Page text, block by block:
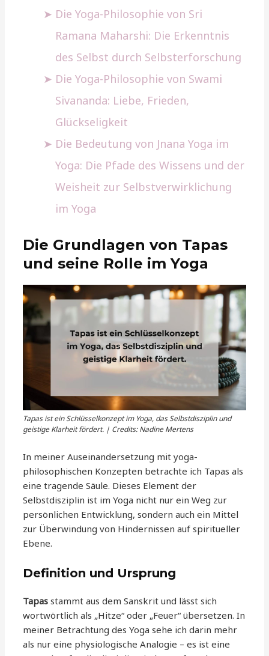
Die Yoga-Philosophie von Sri
Ramana Maharshi: Die Erkenntnis
des Selbst durch Selbsterforschung
Die Yoga-Philosophie von Swami
Sivananda: Liebe, Frieden,
Glückseligkeit
Die Bedeutung von Jnana Yoga im
Yoga: Die Pfade des Wissens und der
Weisheit zur Selbstverwirklichung
im Yoga
Die Grundlagen von Tapas
und seine Rolle im Yoga
Tapas ist ein Schlüsselkonzept im Yoga, das Selbstdisziplin und
geistige Klarheit fördert. | Credits: Nadine Mertens
In meiner Auseinandersetzung mit yoga-
philosophischen Konzepten betrachte ich Tapas als
eine tragende Säule. Dieses Element der
Selbstdisziplin ist im Yoga nicht nur ein Weg zur
persönlichen Entwicklung, sondern auch ein Mittel
zur Überwindung von Hindernissen auf spiritueller
Ebene.
Definition und Ursprung
Tapas stammt aus dem Sanskrit und lässt sich
wortwörtlich als „Hitze“ oder „Feuer“ übersetzen. In
meiner Betrachtung des Yoga sehe ich darin mehr
als nur eine physiologische Analogie – es ist eine